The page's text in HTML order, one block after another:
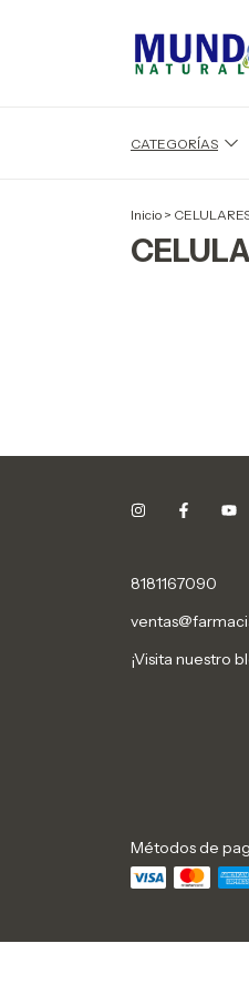
CATEGORÍAS
Inicio >
8181167090
¡Visita nuestro
Métodos de